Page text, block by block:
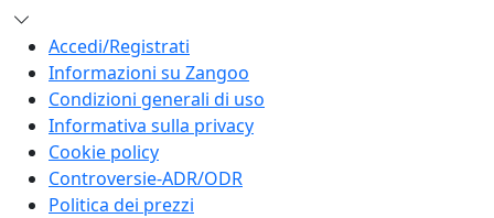
Accedi/Registrati
Informazioni su Zangoo
Condizioni generali di uso
Informativa sulla privacy
Cookie policy
Controversie-ADR/ODR
Politica dei prezzi